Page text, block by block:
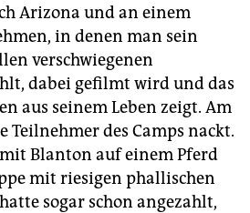
Arizona und an einem
in denen man sein
verschwiegenen
dabei gefilmt wird und das
aus seinem Leben zeigt. Am
Teilnehmer des Camps nackt.
Blanton auf einem Pferd
mit riesigen phallischen
sogar schon angezahlt,